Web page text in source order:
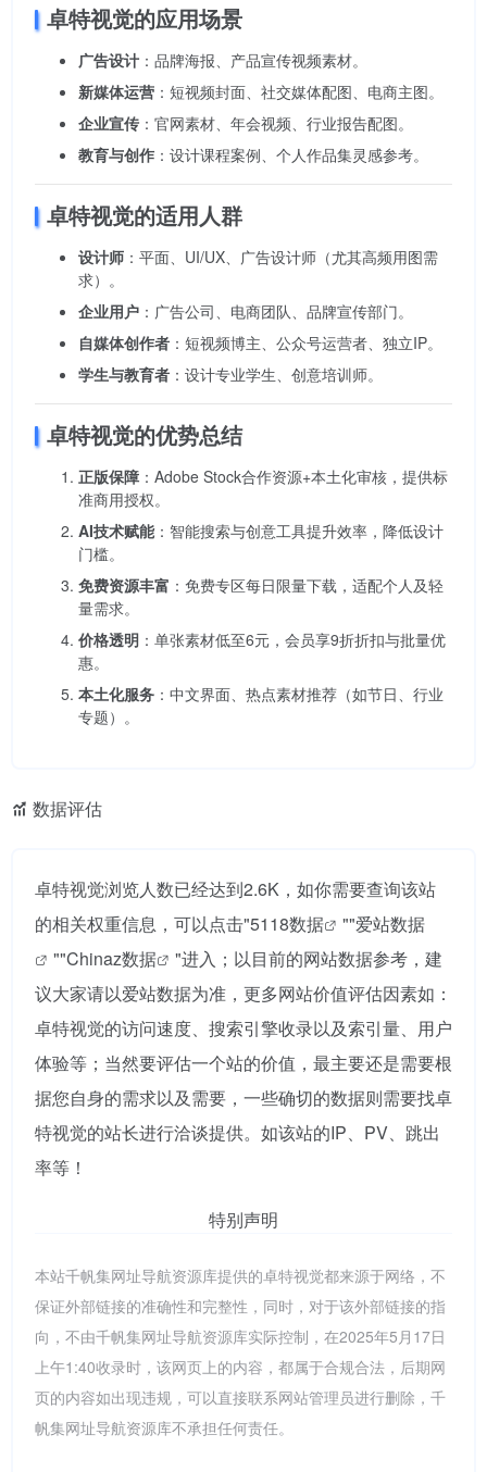
卓特视觉的应用场景
广告设计 ：品牌海报、产品宣传视频素材。
新媒体运营 ：短视频封面、社交媒体配图、电商主图。
企业宣传 ：官网素材、年会视频、行业报告配图。
教育与创作 ：设计课程案例、个人作品集灵感参考。
卓特视觉的适用人群
设计师 ：平面、UI/UX、广告设计师（尤其高频用图需
求）。
企业用户 ：广告公司、电商团队、品牌宣传部门。
自媒体创作者 ：短视频博主、公众号运营者、独立IP。
学生与教育者 ：设计专业学生、创意培训师。
卓特视觉的优势总结
正版保障 ：Adobe Stock合作资源+本土化审核，提供标
准商用授权。
AI技术赋能：智能搜索与创意工具提升效率，降低设计
门槛。
免费资源丰富 ：免费专区每日限量下载，适配个人及轻
量需求。
价格透明 ：单张素材低至6元，会员享9折折扣与批量优
惠。
本土化服务 ：中文界面、热点素材推荐（如节日、行业
专题）。
数据评估
卓特视觉浏览人数已经达到2.6K，如你需要查询该站
的相关权重信息，可以点击"5118数据 ""爱站数据
""Chinaz数据
"进入；以目前的网站数据参考，建
议大家请以爱站数据为准，更多网站价值评估因素如：
卓特视觉的访问速度、搜索引擎收录以及索引量、用户
体验等；当然要评估一个站的价值，最主要还是需要根
据您自身的需求以及需要，一些确切的数据则需要找卓
特视觉的站长进行洽谈提供。如该站的IP、PV、跳出
率等！
特别声明
本站千帆集网址导航资源库提供的卓特视觉都来源于网络，不
保证外部链接的准确性和完整性，同时，对于该外部链接的指
向，不由千帆集网址导航资源库实际控制，在2025年5月17日
上午1:40收录时，该网页上的内容，都属于合规合法，后期网
页的内容如出现违规，可以直接联系网站管理员进行删除，千
帆集网址导航资源库不承担任何责任。